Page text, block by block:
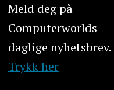
Meld deg på
Computerworlds
daglige nyhetsbrev.
Trykk her